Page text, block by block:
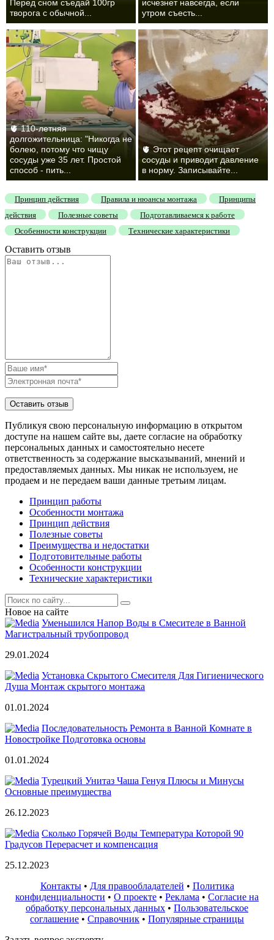
Перед сном съедай 100гр
творога с обычной...
исчезнет навсегда, если
утром съесть...
🫀 110-летняя
долгожительница: "Никогда не
болею, потому что чищу
сосуды уже 35 лет. Простой
способ - пить...
🫀 Этот рецепт очищает
сосуды и приводит давление
в норму. Записывайте...
Принцип действия Правила и нюансы монтажа
Принципы
действия
Полезные советы
Подготавливаемся к работе
Особенности конструкции
Технические характеристики
Оставить отзыв
Публикуя свою персональную информацию в открытом
доступе на нашем сайте вы, даете согласие на обработку
персональных данных и самостоятельно несете
ответственность за содержание высказываний, мнений и
предоставляемых данных. Мы никак не используем, не
продаем и не передаем ваши данные третьим лицам.
Принцип работы
Особенности монтажа
Принцип действия
Полезные советы
Преимущества и недостатки
Подготовительные работы
Особенности конструкции
Технические характеристики
Новое на сайте
Уменьшился Напор Воды в Смесителе в Ванной
Магистральный трубопровод
29.01.2024
Установка Скрытого Смесителя Для Гигиенического
Душа Монтаж скрытого монтажа
01.01.2024
Последовательность Ремонта в Ванной Комнате в
Новостройке Подготовка основы
01.01.2024
Турецкий Унитаз Чаша Генуя Плюсы и Минусы
Основные преимущества
26.12.2023
Сколько Горячей Воды Температура Которой 90
Градусов Перерасчет и компенсация
25.12.2023
Контакты• Для правообладателей • Политика
конфиденциальности • О проекте • Реклама • Согласие на
обработку персональных данных • Пользовательское
соглашение • Справочник • Популярные страницы